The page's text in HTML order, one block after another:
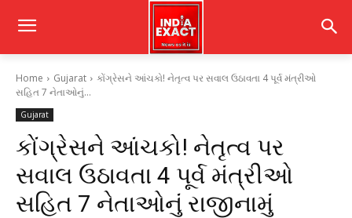
Home Gujarat
કોંગ્રેસને આંચકો! નેતૃત્વ પર સવાલ ઉઠાવતા 4 પૂર્વ મંત્રીઓ
સહિત 7 નેતાઓનું...
Gujarat
કોંગ્રેસને આંચકો! નેતૃત્વ પર
સવાલ ઉઠાવતા 4 પૂર્વ મંત્રીઓ
સહિત 7 નેતાઓનું રાજીનામું